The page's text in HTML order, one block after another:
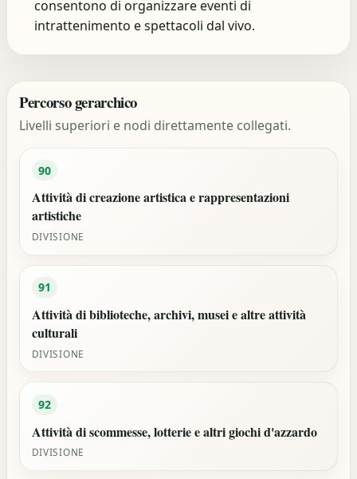
consentono di organizzare eventi di
intrattenimento e spettacoli dal vivo.
Percorso gerarchico
Livelli superiori e nodi direttamente collegati.
90
Attività di creazione artistica e rappresentazioni
artistiche
DIVISIONE
91
Attività di biblioteche, archivi, musei e altre attività
culturali
DIVISIONE
92
Attività di scommesse, lotterie e altri giochi d'azzardo
DIVISIONE